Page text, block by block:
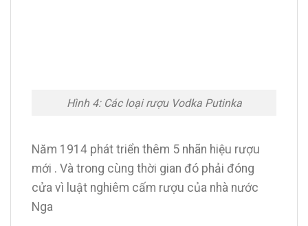
Hình 4: Các loại rượu Vodka Putinka
Năm 1914 phát triển thêm 5 nhãn hiệu rượu
mới . Và trong cùng thời gian đó phải đóng
cửa vì luật nghiêm cấm rượu của nhà nước
Nga